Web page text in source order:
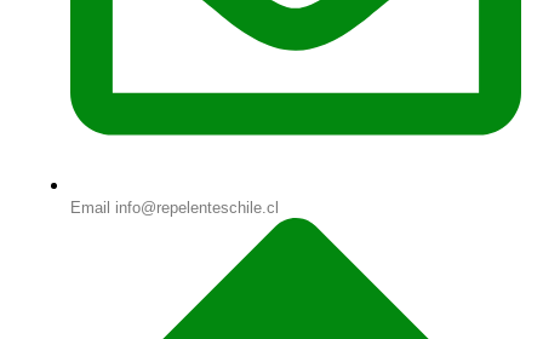
Email info@repelenteschile.cl